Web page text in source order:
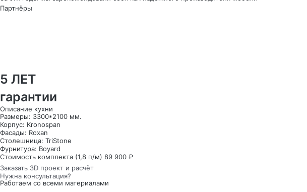
Партнёры
5 ЛЕТ
гарантии
Описание кухни
Размеры: 3300*2100 мм.
Корпус: Kronospan
Фасады: Roxan
Столешница: TriStone
Фурнитура: Boyard
Стоимость комплекта (1,8 п/м) 89 900 ₽
Заказать 3D проект и расчёт
Нужна консультация?
Работаем со всеми материалами